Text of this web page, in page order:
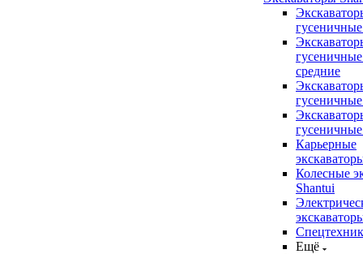
средние
Карьерные
Колесные
Shantui
Ещё